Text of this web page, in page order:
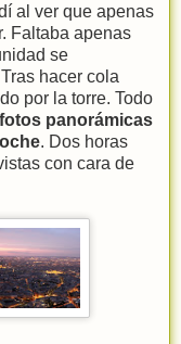
al ver que apenas
Faltaba apenas
se
hacer cola
por la torre. Todo
fotos panorámicas
. Dos horas
con cara de